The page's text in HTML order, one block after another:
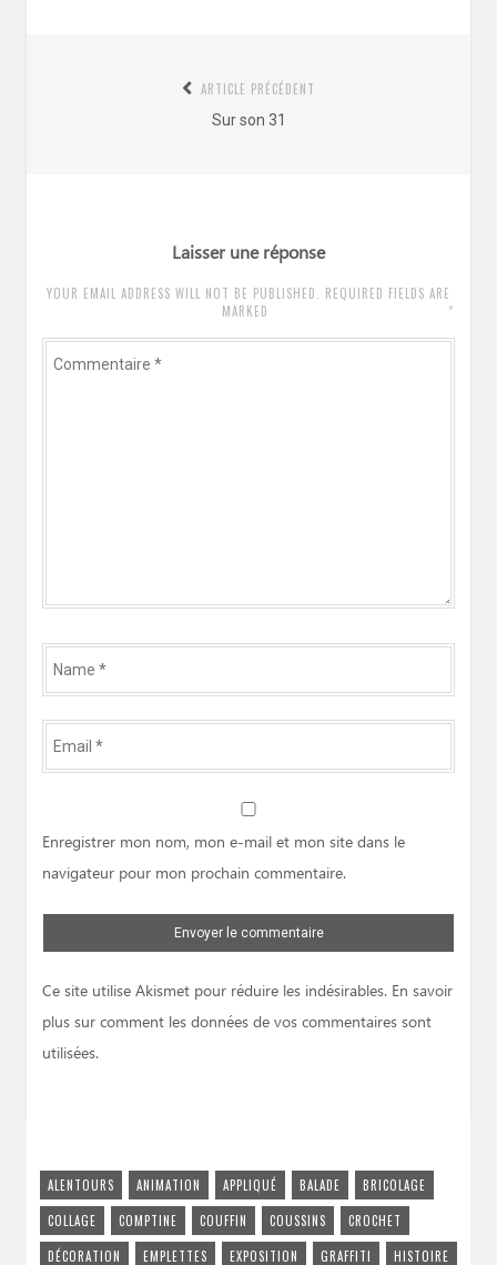
ARTICLE PRÉCÉDENT
Article
Sur son 31
Laisser une réponse
YOUR EMAIL ADDRESS WILL NOT BE PUBLISHED. REQUIRED FIELDS ARE
MARKED
*
Commentaire
Name
*
Email
*
Enregistrer mon nom, mon e-mail et mon site dans le
navigateur pour mon prochain commentaire.
Ce site utilise Akismet pour réduire les indésirables. En savoir
plus sur comment les données de vos commentaires sont
utilisées.
ALENTOURS ANIMATION APPLIQUÉ BALADE
BRICOLAGE
COLLAGE
COMPTINE COUFFIN COUSSINS
CROCHET
DÉCORATION
EMPLETTES EXPOSITION GRAFFITI HISTOIRE